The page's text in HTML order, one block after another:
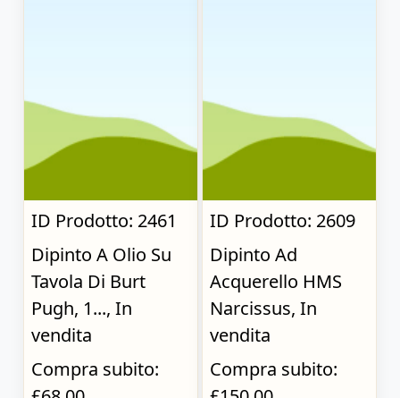
ID Prodotto: 2461
Dipinto A Olio Su
Tavola Di Burt
Pugh, 1..., In
vendita
Compra subito:
ID Prodotto: 2609
Dipinto Ad
Acquerello HMS
Narcissus, In
vendita
Compra subito: